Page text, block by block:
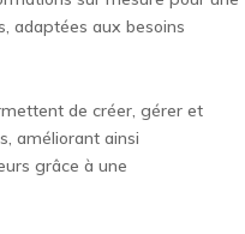
adaptées aux besoins
de créer, gérer et
améliorant ainsi
grâce à une